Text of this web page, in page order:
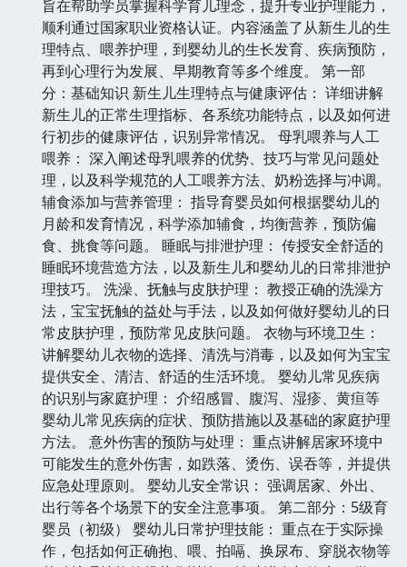
旨在帮助学员掌握科学育儿理念，提升专业护理能力，
顺利通过国家职业资格认证。内容涵盖了从新生儿的生
理特点、喂养护理，到婴幼儿的生长发育、疾病预防，
再到心理行为发展、早期教育等多个维度。 第一部
分：基础知识 新生儿生理特点与健康评估： 详细讲解
新生儿的正常生理指标、各系统功能特点，以及如何进
行初步的健康评估，识别异常情况。 母乳喂养与人工
喂养： 深入阐述母乳喂养的优势、技巧与常见问题处
理，以及科学规范的人工喂养方法、奶粉选择与冲调。
辅食添加与营养管理： 指导育婴员如何根据婴幼儿的
月龄和发育情况，科学添加辅食，均衡营养，预防偏
食、挑食等问题。 睡眠与排泄护理： 传授安全舒适的
睡眠环境营造方法，以及新生儿和婴幼儿的日常排泄护
理技巧。 洗澡、抚触与皮肤护理： 教授正确的洗澡方
法，宝宝抚触的益处与手法，以及如何做好婴幼儿的日
常皮肤护理，预防常见皮肤问题。 衣物与环境卫生：
讲解婴幼儿衣物的选择、清洗与消毒，以及如何为宝宝
提供安全、清洁、舒适的生活环境。 婴幼儿常见疾病
的识别与家庭护理： 介绍感冒、腹泻、湿疹、黄疸等
婴幼儿常见疾病的症状、预防措施以及基础的家庭护理
方法。 意外伤害的预防与处理： 重点讲解居家环境中
可能发生的意外伤害，如跌落、烫伤、误吞等，并提供
应急处理原则。 婴幼儿安全常识： 强调居家、外出、
出行等各个场景下的安全注意事项。 第二部分：5级育
婴员（初级） 婴幼儿日常护理技能： 重点在于实际操
作，包括如何正确抱、喂、拍嗝、换尿布、穿脱衣物等